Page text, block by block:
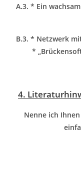
A.3. * Ein
B.3. * Netzwerk
*
4.
Nenne ich